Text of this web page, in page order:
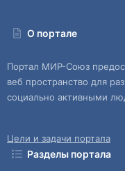
О портале
Портал МИР-Союз
веб пространство для
социально активными
Цели и задачи портала
Разделы портала